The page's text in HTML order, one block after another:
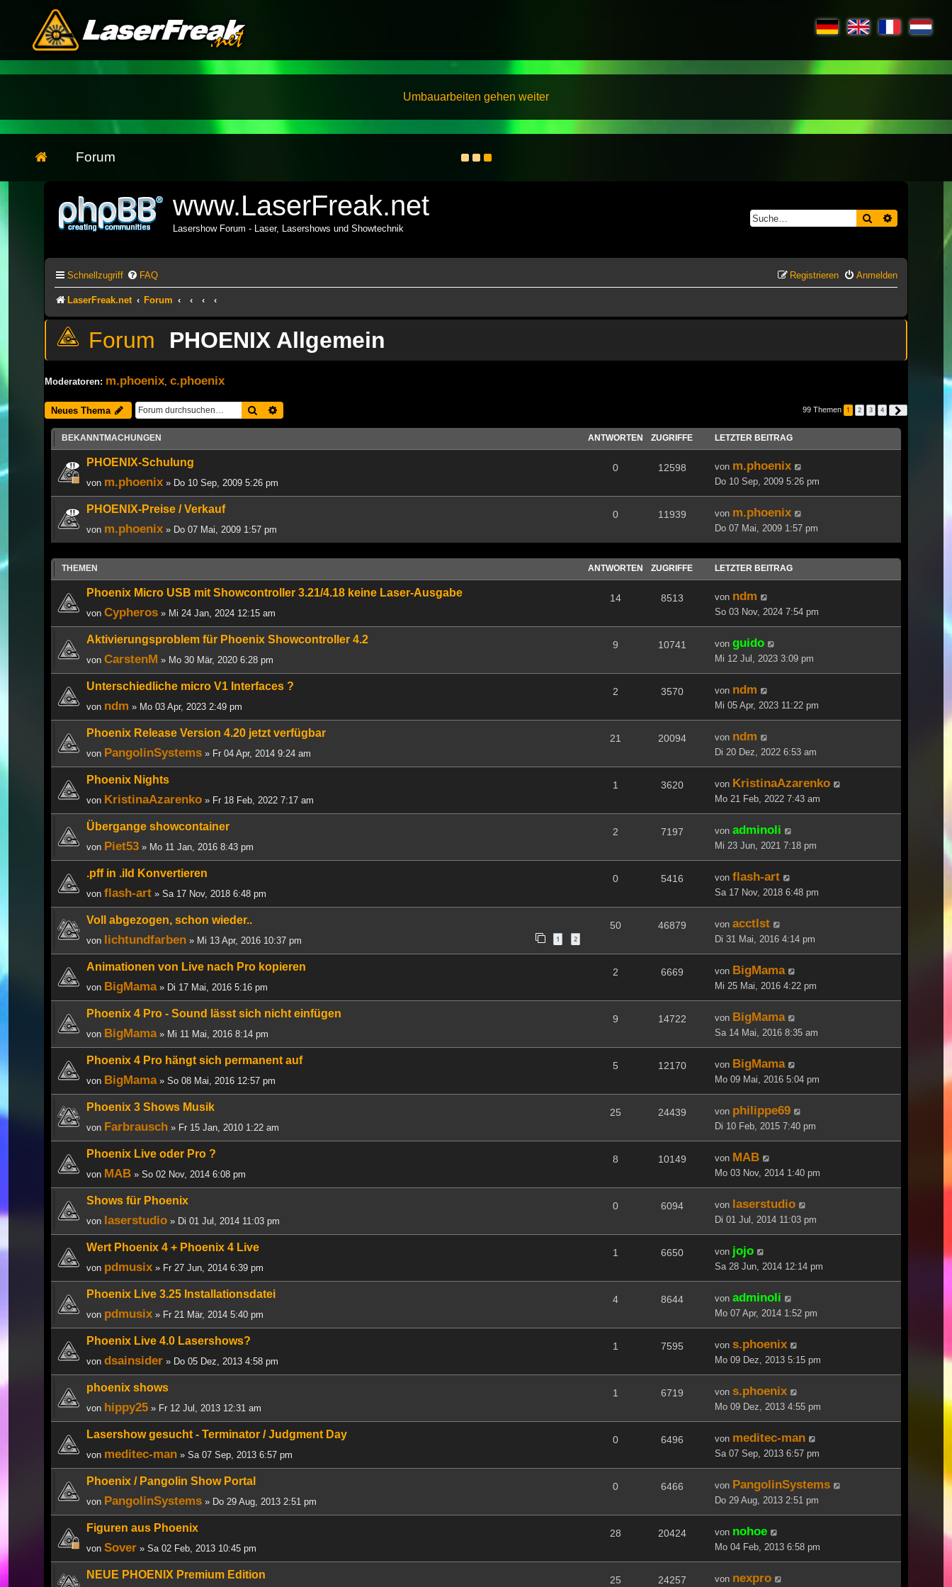
Umbauarbeiten gehen weiter
Forum
www.LaserFreak.net
Lasershow Forum - Laser, Lasershows und Showtechnik
Suche
Schnellzugriff FAQ Anmelden
Registrieren
LaserFreak.net Forum
PHOENIX Allgemein
Moderatoren: m.phoenix c.phoenix
Neues Thema Suche 99 Themen 1 2 3 4
BEKANNTMACHUNGEN ANTWORTEN ZUGRIFFE LETZTER BEITRAG
PHOENIX-Schulung
von m.phoenix » Do 10 Sep, 2009 5:26 pm
0 12598 von m.phoenix
Do 10 Sep, 2009 5:26 pm
PHOENIX-Preise / Verkauf
von m.phoenix » Do 07 Mai, 2009 1:57 pm
0 11939 von m.phoenix
Do 07 Mai, 2009 1:57 pm
THEMEN ANTWORTEN ZUGRIFFE LETZTER BEITRAG
Phoenix Micro USB mit Showcontroller 3.21/4.18 keine Laser-Ausgabe
von Cypheros » Mi 24 Jan, 2024 12:15 am
14 8513 von ndm
So 03 Nov, 2024 7:54 pm
Aktivierungsproblem für Phoenix Showcontroller 4.2
von CarstenM » Mo 30 Mär, 2020 6:28 pm
9 10741 von guido
Mi 12 Jul, 2023 3:09 pm
Unterschiedliche micro V1 Interfaces ?
von ndm » Mo 03 Apr, 2023 2:49 pm
2 3570 von ndm
Mi 05 Apr, 2023 11:22 pm
Phoenix Release Version 4.20 jetzt verfügbar
von PangolinSystems » Fr 04 Apr, 2014 9:24 am
21 20094 von ndm
Di 20 Dez, 2022 6:53 am
Phoenix Nights
von KristinaAzarenko » Fr 18 Feb, 2022 7:17 am
1 3620 von KristinaAzarenko
Mo 21 Feb, 2022 7:43 am
Übergange showcontainer
von Piet53 » Mo 11 Jan, 2016 8:43 pm
2 7197 von adminoli
Mi 23 Jun, 2021 7:18 pm
.pff in .ild Konvertieren
von flash-art » Sa 17 Nov, 2018 6:48 pm
0 5416 von flash-art
Sa 17 Nov, 2018 6:48 pm
Voll abgezogen, schon wieder..
von lichtundfarben » Mi 13 Apr, 2016 10:37 pm 1 2
50 46879 von acctlst
Di 31 Mai, 2016 4:14 pm
Animationen von Live nach Pro kopieren
von BigMama» Di 17 Mai, 2016 5:16 pm
2 6669 von BigMama
Mi 25 Mai, 2016 4:22 pm
Phoenix 4 Pro - Sound lässt sich nicht einfügen
von BigMama» Mi 11 Mai, 2016 8:14 pm
9 14722 von BigMama
Sa 14 Mai, 2016 8:35 am
Phoenix 4 Pro hängt sich permanent auf
von BigMama» So 08 Mai, 2016 12:57 pm
5 12170 von BigMama
Mo 09 Mai, 2016 5:04 pm
Phoenix 3 Shows Musik
von Farbrausch » Fr 15 Jan, 2010 1:22 am
25 24439 von philippe69
Di 10 Feb, 2015 7:40 pm
Phoenix Live oder Pro ?
von MAB » So 02 Nov, 2014 6:08 pm
8 10149 von MAB
Mo 03 Nov, 2014 1:40 pm
Shows für Phoenix
von laserstudio » Di 01 Jul, 2014 11:03 pm
0 6094 von laserstudio
Di 01 Jul, 2014 11:03 pm
Wert Phoenix 4 + Phoenix 4 Live
von pdmusix » Fr 27 Jun, 2014 6:39 pm
1 6650 von jojo
Sa 28 Jun, 2014 12:14 pm
Phoenix Live 3.25 Installationsdatei
von pdmusix » Fr 21 Mär, 2014 5:40 pm
4 8644 von adminoli
Mo 07 Apr, 2014 1:52 pm
Phoenix Live 4.0 Lasershows?
von dsainsider » Do 05 Dez, 2013 4:58 pm
1 7595 von s.phoenix
Mo 09 Dez, 2013 5:15 pm
phoenix shows
von hippy25 » Fr 12 Jul, 2013 12:31 am
1 6719 von s.phoenix
Mo 09 Dez, 2013 4:55 pm
Lasershow gesucht - Terminator / Judgment Day
von meditec-man » Sa 07 Sep, 2013 6:57 pm
0 6496 von meditec-man
Sa 07 Sep, 2013 6:57 pm
Phoenix / Pangolin Show Portal
von PangolinSystems » Do 29 Aug, 2013 2:51 pm
0 6466 von PangolinSystems
Do 29 Aug, 2013 2:51 pm
Figuren aus Phoenix
von Sover » Sa 02 Feb, 2013 10:45 pm
28 20424 von nohoe
Mo 04 Feb, 2013 6:58 pm
NEUE PHOENIX Premium Edition 25 24257 von nexpro